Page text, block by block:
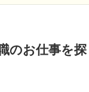
のお仕事を